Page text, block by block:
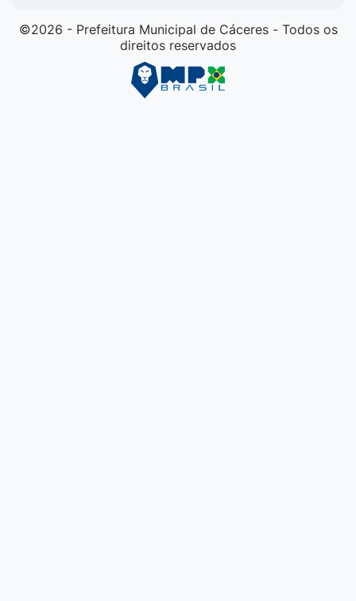
©2026 - Prefeitura Municipal de Cáceres - Todos os
direitos reservados